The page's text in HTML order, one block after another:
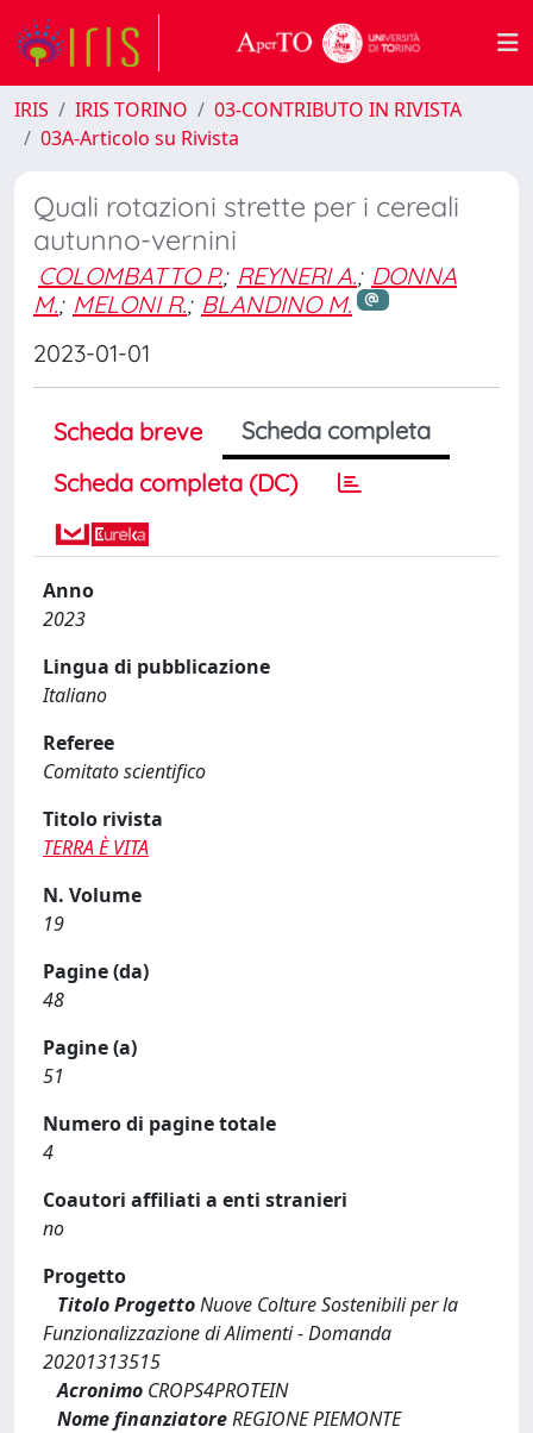
IRIS IRIS TORINO
03-CONTRIBUTO IN RIVISTA
03A-Articolo su Rivista
Quali rotazioni strette per i cereali
autunno-vernini
COLOMBATTO P.; REYNERI A.; DONNA
M.; MELONI R.; BLANDINO M.
2023-01-01
Scheda breve
Scheda completa
Scheda completa (DC)
Anno
2023
Lingua di pubblicazione
Italiano
Referee
Comitato scientifico
Titolo rivista
TERRA È VITA
N. Volume
19
Pagine (da)
48
Pagine (a)
51
Numero di pagine totale
4
Coautori affiliati a enti stranieri
no
Progetto
Titolo ProgettoNuove Colture Sostenibili per la
Funzionalizzazione di Alimenti - Domanda
20201313515
Acronimo CROPS4PROTEIN
Nome finanziatoreREGIONE PIEMONTE